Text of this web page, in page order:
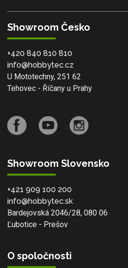
Showroom Česko
+420 840 810 810
info@hobbytec.cz
U Mototechny, 251 62
Tehovec - Říčany u Prahy
Showroom Slovensko
+421 909 100 200
info@hobbytec.sk
Bardejovská 2046/28, 080 06
Ľubotice - Prešov
O spoločnosti